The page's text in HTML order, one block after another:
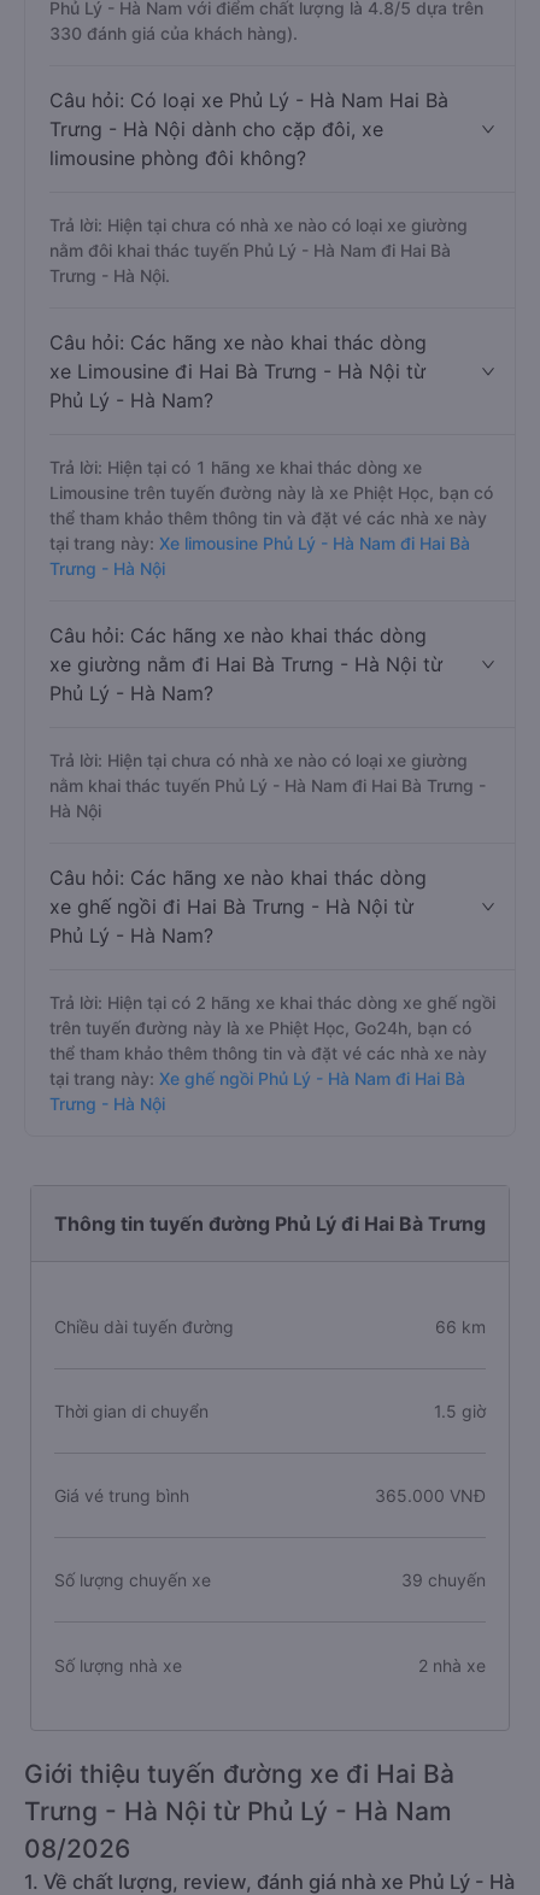
Phủ Lý - Hà Nam với điểm chất lượng là 4.8/5 dựa trên
330 đánh giá của khách hàng).
Câu hỏi: Có loại xe Phủ Lý - Hà Nam Hai Bà
Trưng - Hà Nội dành cho cặp đôi, xe
limousine phòng đôi không?
Trả lời: Hiện tại chưa có nhà xe nào có loại xe giường
nằm đôi khai thác tuyến Phủ Lý - Hà Nam đi Hai Bà
Trưng - Hà Nội.
Câu hỏi: Các hãng xe nào khai thác dòng
xe Limousine đi Hai Bà Trưng - Hà Nội từ
Phủ Lý - Hà Nam?
Trả lời: Hiện tại có 1 hãng xe khai thác dòng xe
Limousine trên tuyến đường này là xe Phiệt Học, bạn có
thể tham khảo thêm thông tin và đặt vé các nhà xe này
tại trang này: Xe limousine Phủ Lý - Hà Nam đi Hai Bà
Trưng - Hà Nội
Câu hỏi: Các hãng xe nào khai thác dòng
xe giường nằm đi Hai Bà Trưng - Hà Nội từ
Phủ Lý - Hà Nam?
Trả lời: Hiện tại chưa có nhà xe nào có loại xe giường
nằm khai thác tuyến Phủ Lý - Hà Nam đi Hai Bà Trưng -
Hà Nội
Câu hỏi: Các hãng xe nào khai thác dòng
xe ghế ngồi đi Hai Bà Trưng - Hà Nội từ
Phủ Lý - Hà Nam?
Trả lời: Hiện tại có 2 hãng xe khai thác dòng xe ghế ngồi
trên tuyến đường này là xe Phiệt Học, Go24h, bạn có
thể tham khảo thêm thông tin và đặt vé các nhà xe này
tại trang này: Xe ghế ngồi Phủ Lý - Hà Nam đi Hai Bà
Trưng - Hà Nội
Thông tin tuyến đường Phủ Lý đi Hai Bà Trưng
Chiều dài tuyến đường 66 km
Thời gian di chuyển 1.5 giờ
Giá vé trung bình 365.000 VNĐ
Số lượng chuyến xe 39 chuyến
Số lượng nhà xe 2 nhà xe
Giới thiệu tuyến đường xe đi Hai Bà
Trưng - Hà Nội từ Phủ Lý - Hà Nam
08/2026
1. Về chất lượng, review, đánh giá nhà xe Phủ Lý - Hà